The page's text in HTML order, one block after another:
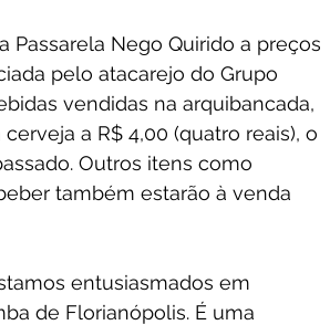
Passarela Nego Quirido a preços
pelo atacarejo do Grupo
vendidas na arquibancada,
a R$ 4,00 (quatro reais), o
Outros itens como
também estarão à venda
entusiasmados em
de Florianópolis. É uma